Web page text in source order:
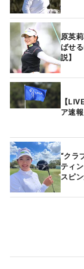
はキャディとして
『ティが低くなっ
てティショットを
の8ホールから10
マネジメントを見
「このライなら、
んと選択できた。
くないポジショ
昨年秋には右足の
JLPGA最終プロテ
ハビリと並行して
明けの初戦。「足
原英
ばせ
説】
【
ア速報
“クラ
ティ
スピ